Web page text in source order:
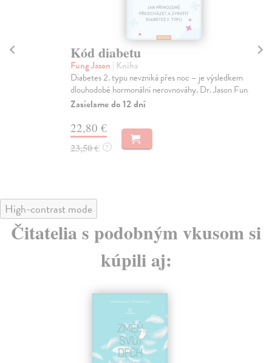
Kód diabetu
Fung Jason| Kniha
Diabetes 2. typu nevzniká přes noc – je výsledkem
dlouhodobé hormonální nerovnováhy. Dr. Jason Fung...
Zasielame do 12 dní
22,80 €
?
High-contrast mode
Čitatelia s podobným vkusom si
kúpili aj: